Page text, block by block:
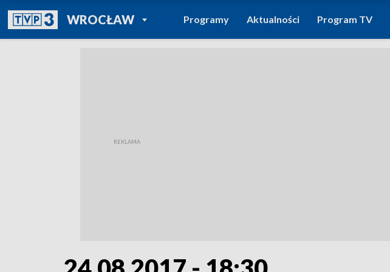
WROCŁAWPOWRÓT DO
TVP REGIONY
Programy Aktualności Program TV